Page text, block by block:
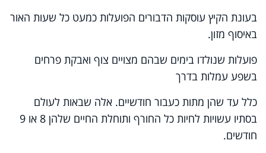
בעונת הקיץ עוסקות הדבורים הפועלות כמעט כל שעות האור
באיסוף מזון.
פועלות שנולדו בימים שבהם מצויים צוף ואבקת פרחים
בשפע עמלות בדרך
כלל עד שהן מתות כעבור חודשיים. אלה שבאות לעולם
בסתיו עשויות לחיות כל החורף ותוחלת החיים שלהן 8 או 9
חודשים.